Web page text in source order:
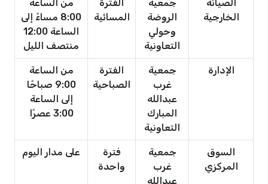
الصيانة
الخارجية
جمعية
الروضة
وحولي
التعاونية
الفترة
المسائية
من الساعة
8:00 مساءً إلى
الساعة 12:00
منتصف الليل
الإدارة
جمعية
غرب
عبدالله
المبارك
التعاونية
الفترة
الصباحية
من الساعة
9:00 صباحًا
إلى الساعة
3:00 عصرًا
السوق
المركزي
جمعية
غرب
عبدالله
فترة
واحدة
على مدار اليوم